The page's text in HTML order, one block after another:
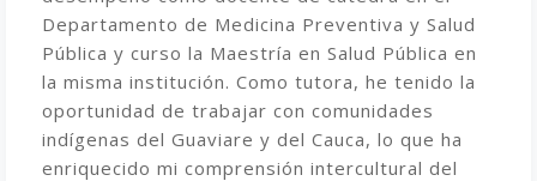
Departamento de Medicina Preventiva y Salud
Pública y curso la Maestría en Salud Pública en
la misma institución. Como tutora, he tenido la
oportunidad de trabajar con comunidades
indígenas del Guaviare y del Cauca, lo que ha
enriquecido mi comprensión intercultural del